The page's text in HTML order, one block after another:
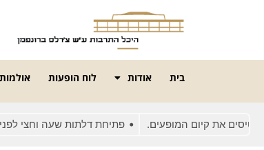
בית אודות לוח הופעות
את קיום המופעים. פתיחת דלתות שעה וחצי לפני